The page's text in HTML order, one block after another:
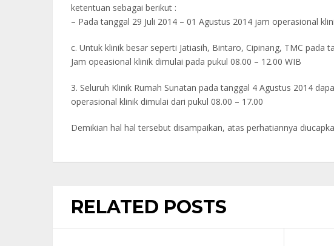
ketentuan sebagai berikut :
– Pada tanggal 29 Juli 2014 – 01 Agustus 2014 jam operasional
c. Untuk klinik besar seperti Jatiasih, Bintaro, Cipinang, TMC pada
Jam opeasional klinik dimulai pada pukul 08.00 – 12.00 WIB
3. Seluruh Klinik Rumah Sunatan pada tanggal 4 Agustus 2014
operasional klinik dimulai dari pukul 08.00 – 17.00
Demikian hal hal tersebut disampaikan, atas perhatiannya
RELATED POSTS